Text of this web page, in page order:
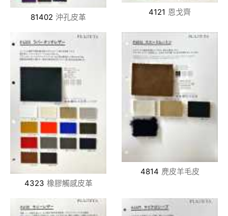
81402 沖孔皮革 4121 恩戈齊
4323 橡膠觸感皮革
4814 麂皮羊毛皮